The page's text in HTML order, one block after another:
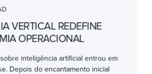
VERTICAL REDEFINE
OPERACIONAL
inteligência artificial entrou em
Depois do encantamento inicial